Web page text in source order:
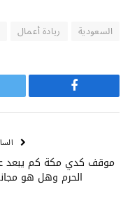
السعودية ريادة أعمال
فيسبوك
موقف كدي مكة كم يبعد
الحرم وهل هو